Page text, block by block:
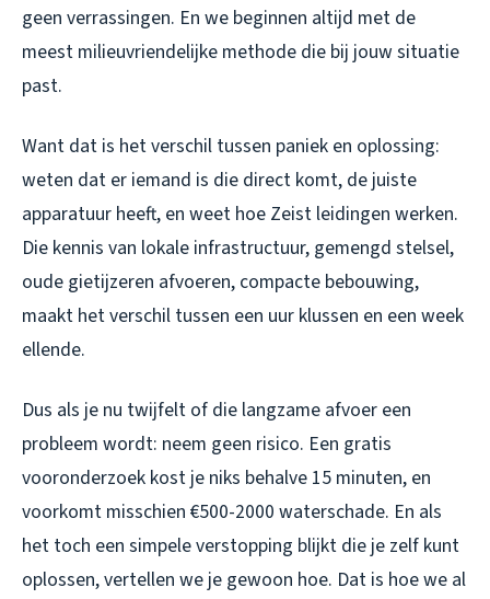
geen verrassingen. En we beginnen altijd met de
meest milieuvriendelijke methode die bij jouw situatie
past.
Want dat is het verschil tussen paniek en oplossing:
weten dat er iemand is die direct komt, de juiste
apparatuur heeft, en weet hoe Zeist leidingen werken.
Die kennis van lokale infrastructuur, gemengd stelsel,
oude gietijzeren afvoeren, compacte bebouwing,
maakt het verschil tussen een uur klussen en een week
ellende.
Dus als je nu twijfelt of die langzame afvoer een
probleem wordt: neem geen risico. Een gratis
vooronderzoek kost je niks behalve 15 minuten, en
voorkomt misschien €500-2000 waterschade. En als
het toch een simpele verstopping blijkt die je zelf kunt
oplossen, vertellen we je gewoon hoe. Dat is hoe we al